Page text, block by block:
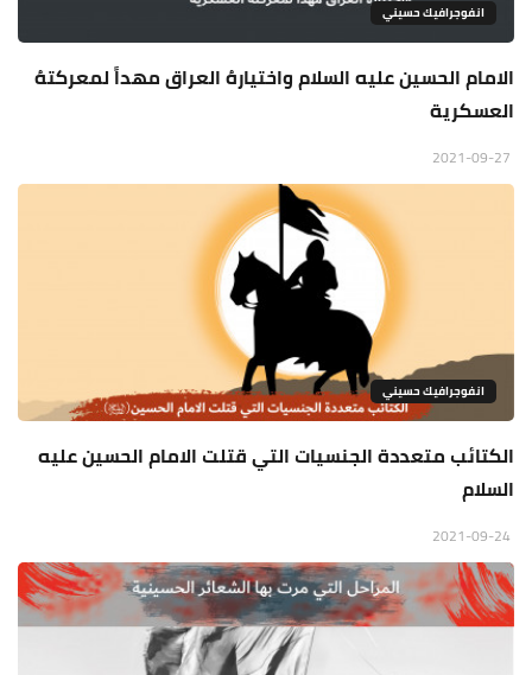
انفوجرافيك حسيني
الامام الحسين عليه السلام واختيارهُ العراق مهداً لمعركتهُ
العسكرية
انفوجرافيك حسيني
الكتائب متعددة الجنسيات التي قتلت الامام الحسين عليه
السلام